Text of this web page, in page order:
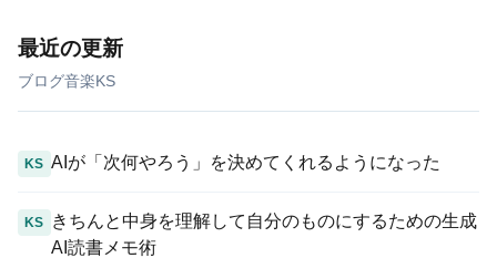
最近の更新
ブログ音楽KS
KS AIが「次何やろう」を決めてくれるようになった
KS
きちんと中身を理解して自分のものにするための生成
AI読書メモ術